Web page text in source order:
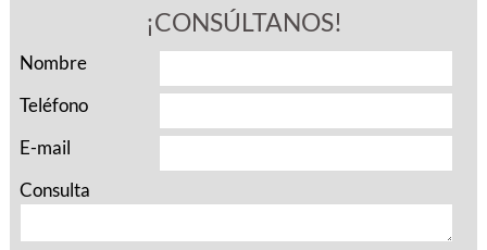
¡CONSÚLTANOS!
Nombre
Teléfono
E-mail
Consulta